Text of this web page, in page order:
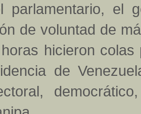
parlamentario, el
de voluntad de
hicieron
de